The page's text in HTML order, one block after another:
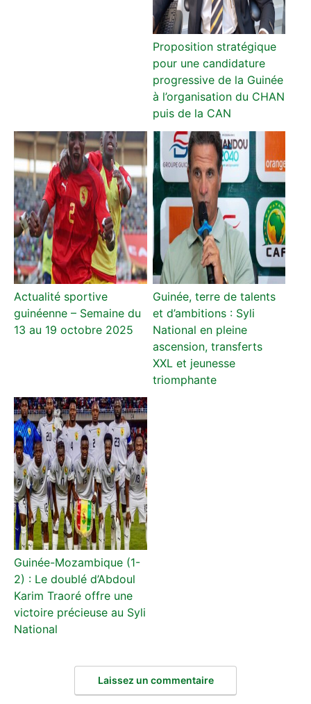
Proposition stratégique
pour une candidature
progressive de la Guinée
à l’organisation du CHAN
puis de la CAN
Actualité sportive
guinéenne – Semaine du
13 au 19 octobre 2025
Guinée, terre de talents
et d’ambitions : Syli
National en pleine
ascension, transferts
XXL et jeunesse
triomphante
Guinée-Mozambique (1-
2) : Le doublé d’Abdoul
Karim Traoré offre une
victoire précieuse au Syli
National
Laissez un commentaire